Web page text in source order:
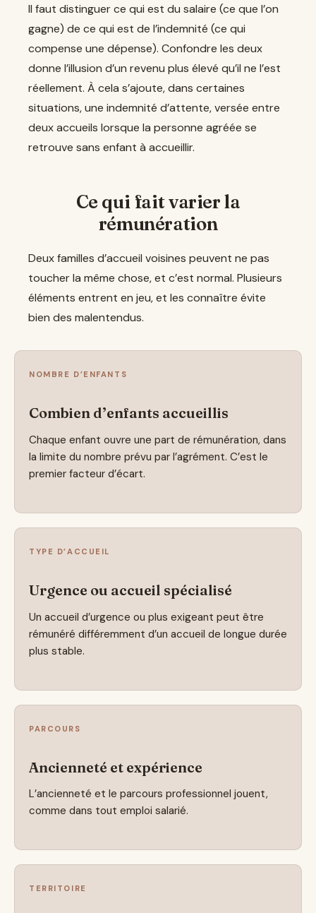
Il faut distinguer ce qui est du salaire (ce que l’on
gagne) de ce qui est de l’indemnité (ce qui
compense une dépense). Confondre les deux
donne l’illusion d’un revenu plus élevé qu’il ne l’est
réellement. À cela s’ajoute, dans certaines
situations, une indemnité d’attente, versée entre
deux accueils lorsque la personne agréée se
retrouve sans enfant à accueillir.
Ce qui fait varier la
rémunération
Deux familles d’accueil voisines peuvent ne pas
toucher la même chose, et c’est normal. Plusieurs
éléments entrent en jeu, et les connaître évite
bien des malentendus.
NOMBRE D’ENFANTS
Combien d’enfants accueillis
Chaque enfant ouvre une part de rémunération, dans
la limite du nombre prévu par l’agrément. C’est le
premier facteur d’écart.
TYPE D’ACCUEIL
Urgence ou accueil spécialisé
Un accueil d’urgence ou plus exigeant peut être
rémunéré différemment d’un accueil de longue durée
plus stable.
PARCOURS
Ancienneté et expérience
L’ancienneté et le parcours professionnel jouent,
comme dans tout emploi salarié.
TERRITOIRE